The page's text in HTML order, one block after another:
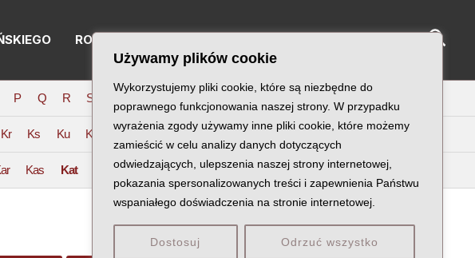
Używamy plików cookie
Wykorzystujemy pliki cookie, które są niezbędne do
poprawnego funkcjonowania naszej strony. W przypadku
wyrażenia zgody używamy inne pliki cookie, które możemy
zamieścić w celu analizy danych dotyczących
odwiedzających, ulepszenia naszej strony internetowej,
pokazania spersonalizowanych treści i zapewnienia Państwu
wspaniałego doświadczenia na stronie internetowej.
Dostosuj Odrzuć wszystko
RODZINY KATYŃSKIE
P Q R S W
Kr Ks Ku Kw
Kas Kat Kaw Kay Kaz